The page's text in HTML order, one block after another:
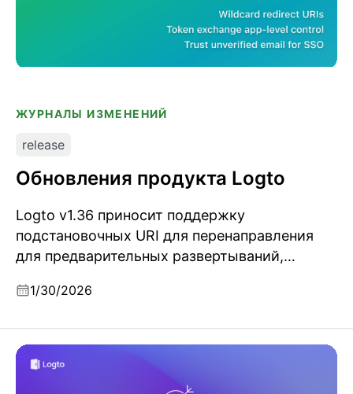
ЖУРНАЛЫ ИЗМЕНЕНИЙ
release
Обновления продукта Logto
Logto v1.36 приносит поддержку
подстановочных URI для перенаправления
для предварительных развертываний,
приложения, опцию доверять
сбор идентификатора при социальной
1/30/2026
Logto 2025: масштабирование и доверие